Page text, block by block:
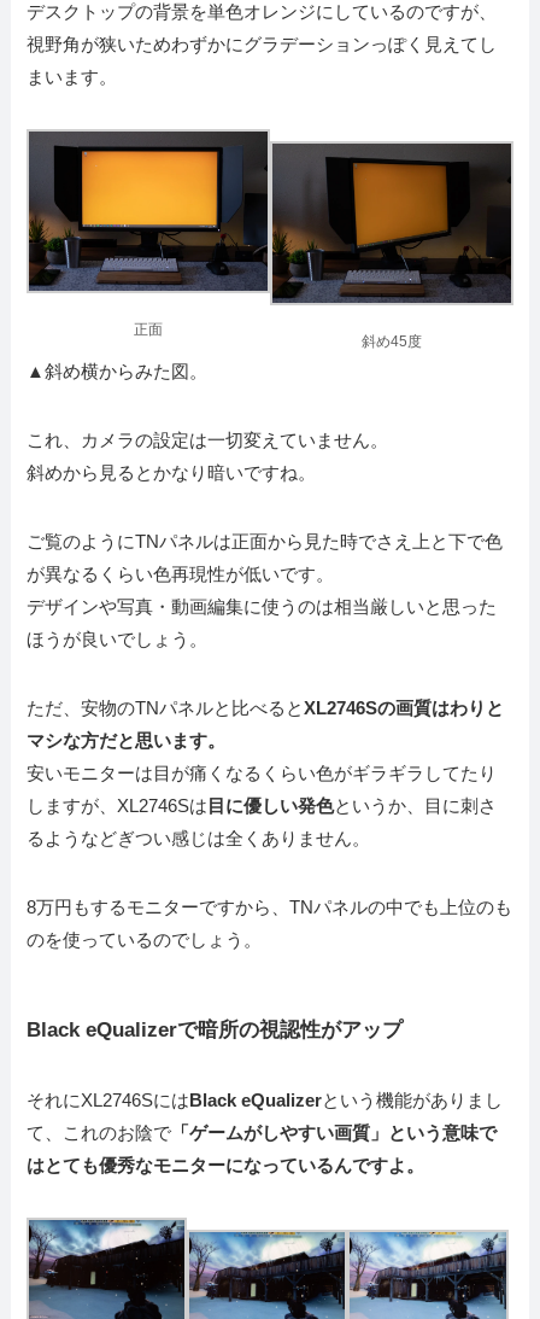
デスクトップの背景を単色オレンジにしているのですが、
視野角が狭いためわずかにグラデーションっぽく見えてし
まいます。
正面
斜め45度
▲斜め横からみた図。
これ、カメラの設定は一切変えていません。
斜めから見るとかなり暗いですね。
ご覧のようにTNパネルは正面から見た時でさえ上と下で色
が異なるくらい色再現性が低いです。
デザインや写真・動画編集に使うのは相当厳しいと思った
ほうが良いでしょう。
ただ、安物のTNパネルと比べるとXL2746Sの画質はわりと
マシな方だと思います。
安いモニターは目が痛くなるくらい色がギラギラしてたり
しますが、XL2746Sは 目に優しい発色というか、目に刺さ
るようなどぎつい感じは全くありません。
8万円もするモニターですから、TNパネルの中でも上位のも
のを使っているのでしょう。
Black eQualizerで暗所の視認性がアップ
それにXL2746SにはBlack eQualizerという機能がありまし
て、これのお陰で 「ゲームがしやすい画質」という意味で
はとても優秀なモニターになっているんですよ。